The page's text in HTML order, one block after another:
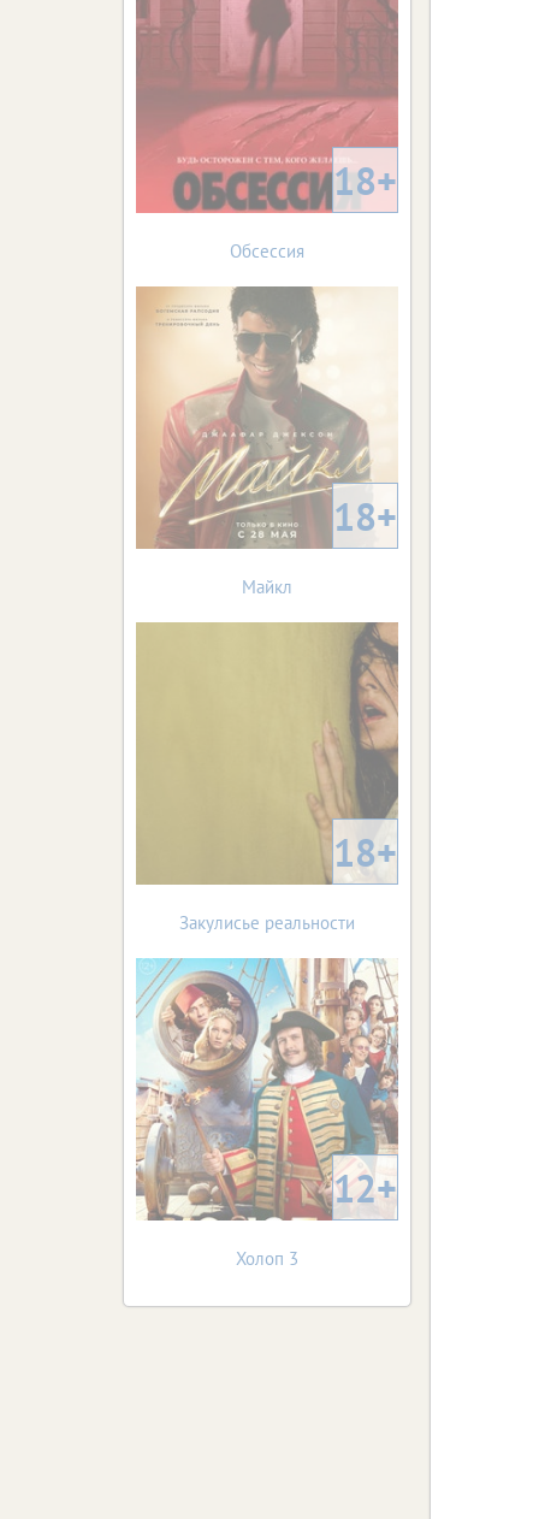
18+
Обсессия
18+
Майкл
18+
Закулисье реальности
12+
Холоп 3